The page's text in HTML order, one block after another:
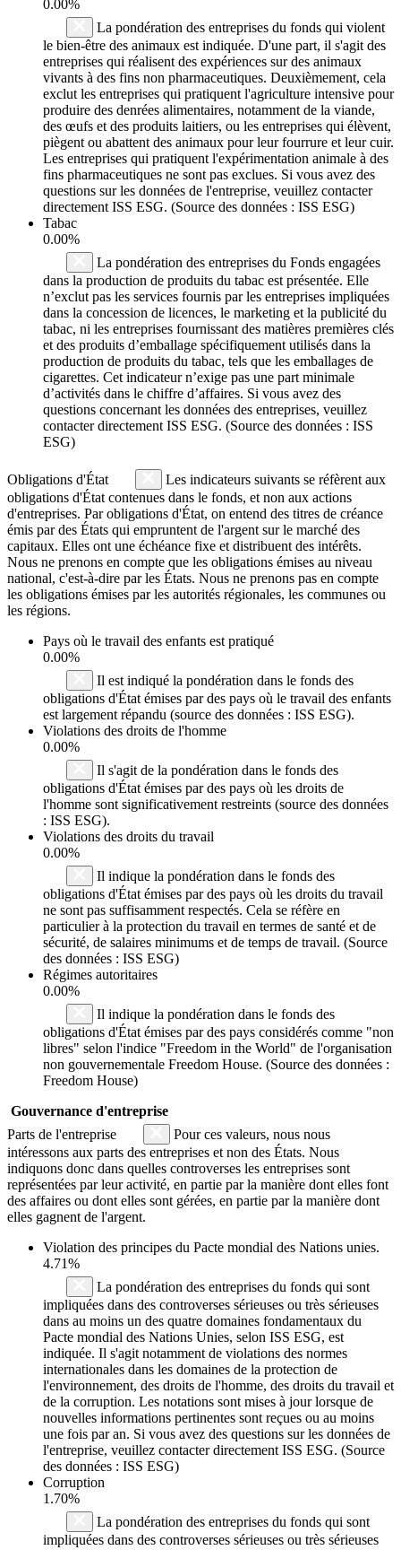
0.00%
La pondération des entreprises du fonds qui violent
le bien-être des animaux est indiquée. D'une part, il s'agit des
entreprises qui réalisent des expériences sur des animaux
vivants à des fins non pharmaceutiques. Deuxièmement, cela
exclut les entreprises qui pratiquent l'agriculture intensive pour
produire des denrées alimentaires, notamment de la viande,
des œufs et des produits laitiers, ou les entreprises qui élèvent,
piègent ou abattent des animaux pour leur fourrure et leur cuir.
Les entreprises qui pratiquent l'expérimentation animale à des
fins pharmaceutiques ne sont pas exclues. Si vous avez des
questions sur les données de l'entreprise, veuillez contacter
directement ISS ESG. (Source des données : ISS ESG)
Tabac
0.00%
La pondération des entreprises du Fonds engagées
dans la production de produits du tabac est présentée. Elle
n’exclut pas les services fournis par les entreprises impliquées
dans la concession de licences, le marketing et la publicité du
tabac, ni les entreprises fournissant des matières premières clés
et des produits d’emballage spécifiquement utilisés dans la
production de produits du tabac, tels que les emballages de
cigarettes. Cet indicateur n’exige pas une part minimale
d’activités dans le chiffre d’affaires. Si vous avez des
questions concernant les données des entreprises, veuillez
contacter directement ISS ESG. (Source des données : ISS
ESG)
Obligations d'État
Les indicateurs suivants se réfèrent aux
obligations d'État contenues dans le fonds, et non aux actions
d'entreprises. Par obligations d'État, on entend des titres de créance
émis par des États qui empruntent de l'argent sur le marché des
capitaux. Elles ont une échéance fixe et distribuent des intérêts.
Nous ne prenons en compte que les obligations émises au niveau
national, c'est-à-dire par les États. Nous ne prenons pas en compte
les obligations émises par les autorités régionales, les communes ou
les régions.
Pays où le travail des enfants est pratiqué
0.00%
Il est indiqué la pondération dans le fonds des
obligations d'État émises par des pays où le travail des enfants
est largement répandu (source des données : ISS ESG).
Violations des droits de l'homme
0.00%
Il s'agit de la pondération dans le fonds des
obligations d'État émises par des pays où les droits de
l'homme sont significativement restreints (source des données
: ISS ESG).
Violations des droits du travail
0.00%
Il indique la pondération dans le fonds des
obligations d'État émises par des pays où les droits du travail
ne sont pas suffisamment respectés. Cela se réfère en
particulier à la protection du travail en termes de santé et de
sécurité, de salaires minimums et de temps de travail. (Source
des données : ISS ESG)
Régimes autoritaires
0.00%
Il indique la pondération dans le fonds des
obligations d'État émises par des pays considérés comme "non
libres" selon l'indice "Freedom in the World" de l'organisation
non gouvernementale Freedom House. (Source des données :
Freedom House)
Gouvernance d'entreprise
Parts de l'entreprise
Pour ces valeurs, nous nous
intéressons aux parts des entreprises et non des États. Nous
indiquons donc dans quelles controverses les entreprises sont
représentées par leur activité, en partie par la manière dont elles font
des affaires ou dont elles sont gérées, en partie par la manière dont
elles gagnent de l'argent.
Violation des principes du Pacte mondial des Nations unies.
4.71%
La pondération des entreprises du fonds qui sont
impliquées dans des controverses sérieuses ou très sérieuses
dans au moins un des quatre domaines fondamentaux du
Pacte mondial des Nations Unies, selon ISS ESG, est
indiquée. Il s'agit notamment de violations des normes
internationales dans les domaines de la protection de
l'environnement, des droits de l'homme, des droits du travail et
de la corruption. Les notations sont mises à jour lorsque de
nouvelles informations pertinentes sont reçues ou au moins
une fois par an. Si vous avez des questions sur les données de
l'entreprise, veuillez contacter directement ISS ESG. (Source
des données : ISS ESG)
Corruption
1.70%
La pondération des entreprises du fonds qui sont
impliquées dans des controverses sérieuses ou très sérieuses